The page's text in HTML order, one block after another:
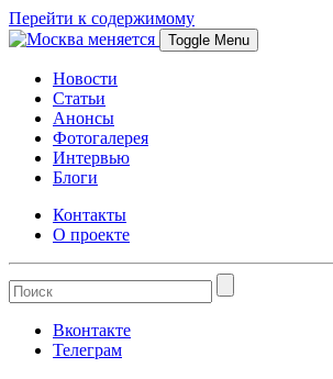
Перейти к содержимому
Toggle Menu
Новости
Статьи
Анонсы
Фотогалерея
Интервью
Блоги
Контакты
О проекте
Вконтакте
Телеграм